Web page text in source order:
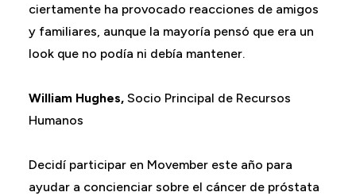
ciertamente ha provocado reacciones de amigos
y familiares, aunque la mayoría pensó que era un
look que no podía ni debía mantener.
William Hughes, Socio Principal de Recursos
Humanos
Decidí participar en Movember este año para
ayudar a concienciar sobre el cáncer de próstata